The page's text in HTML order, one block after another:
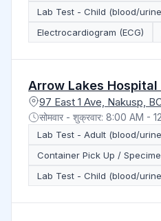
Lab Test - Child (blood/
Electrocardiogram (ECG)
Arrow Lakes
97 East 1 Ave, Nakusp,
सोमवार - शुक्रवार: 8:00 AM -
Lab Test - Adult (blood/
Container Pick Up /
Lab Test - Child (blood/